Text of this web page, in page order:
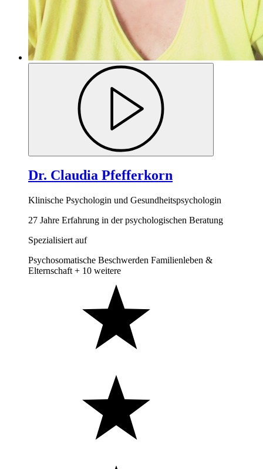
Dr. Claudia Pfefferkorn
Klinische Psychologin und Gesundheitspsychologin
27 Jahre Erfahrung in der psychologischen Beratung
Spezialisiert auf
Psychosomatische Beschwerden Familienleben &
Elternschaft + 10 weitere